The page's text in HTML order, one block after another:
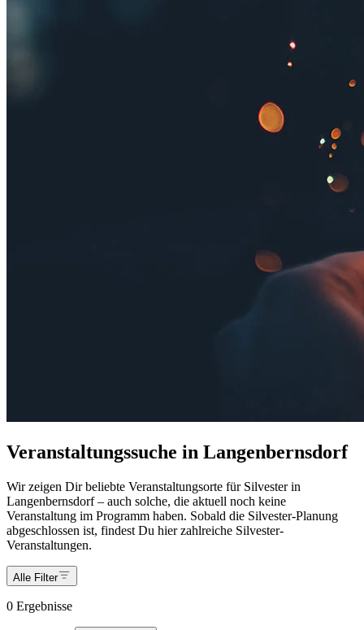
Veranstaltungssuche in Langenbernsdorf
Wir zeigen Dir beliebte Veranstaltungsorte für Silvester in
Langenbernsdorf – auch solche, die aktuell noch keine
Veranstaltung im Programm haben. Sobald die Silvester-Planung
abgeschlossen ist, findest Du hier zahlreiche Silvester-
Veranstaltungen.
Alle Filter
0 Ergebnisse